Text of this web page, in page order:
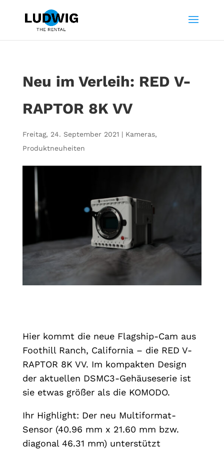
Neu im Verleih: RED V-
RAPTOR 8K VV
Freitag, 24. September 2021 | Kameras,
Produktneuheiten
Hier kommt die neue Flagship-Cam aus
Foothill Ranch, California – die RED V-
RAPTOR 8K VV. Im kompakten Design
der aktuellen DSMC3-Gehäuseserie ist
sie etwas größer als die KOMODO.
Ihr Highlight: Der neu Multiformat-
Sensor (40.96 mm x 21.60 mm bzw.
diagonal 46.31 mm) unterstützt